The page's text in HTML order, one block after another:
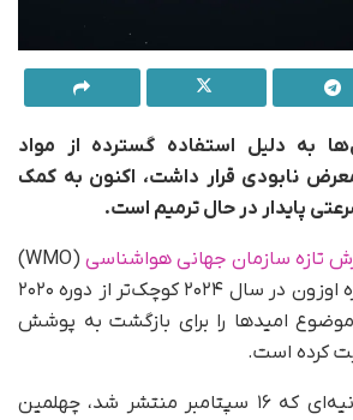
به دلیل استفاده گسترده از مواد
نابودی قرار داشت، اکنون به کمک
پایدار در حال ترمیم است.
تازه سازمان جهانی هواشناسی
(WMO)
نشان می‌دهد که حفره اوزون در سال ۲۰۲۴ کوچک‌تر از دوره ۲۰۲۰
این موضوع امیدها را برای بازگشت به پوشش
سازمان WMO در بیانیه‌ای که ۱۶ سپتامبر منتشر شد، چهلمین